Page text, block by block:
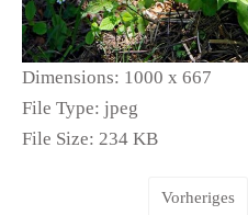
Dimensions: 1000 x 667
File Type: jpeg
File Size: 234 KB
Vorheriges